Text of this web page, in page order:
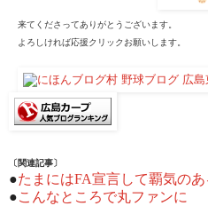
来てくださってありがとうございます。
よろしければ応援クリックお願いします。
〔関連記事〕
●たまにはFA宣言して覇気の
●こんなところで丸ファンに